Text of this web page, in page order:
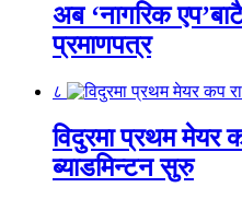
अब ‘नागरिक
प्रमाणपत्र
८
विदुरमा प्रथम मेयर
ब्याडमिन्टन सुरु